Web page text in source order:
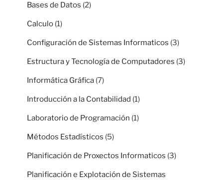
Bases de Datos (2)
Calculo (1)
Configuración de Sistemas Informaticos (3)
Estructura y Tecnología de Computadores (3)
Informática Gráfica (7)
Introducción a la Contabilidad (1)
Laboratorio de Programación (1)
Métodos Estadísticos (5)
Planificación de Proxectos Informaticos (3)
Planificación e Explotación de Sistemas